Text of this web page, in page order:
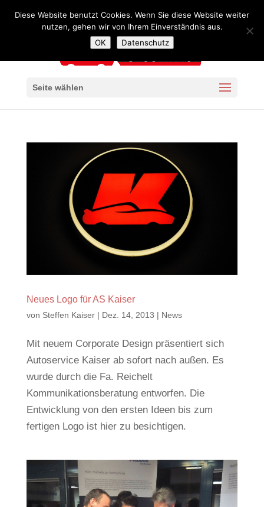
Seite wählen
Neues Logo für AS Kaiser
von Steffen Kaiser| Dez. 14, 2013 | News
Mit neuem Corporate Design präsentiert sich
Autoservice Kaiser ab sofort nach außen. Es
wurde durch die Fa. Reichelt
Kommunikationsberatung entworfen. Die
Entwicklung von den ersten Ideen bis zum
fertigen Logo ist hier zu besichtigen.
Diese Website benutzt Cookies. Wenn Sie diese Website weiter
nutzen, gehen wir von Ihrem Einverständnis aus.
OK
Datenschutz